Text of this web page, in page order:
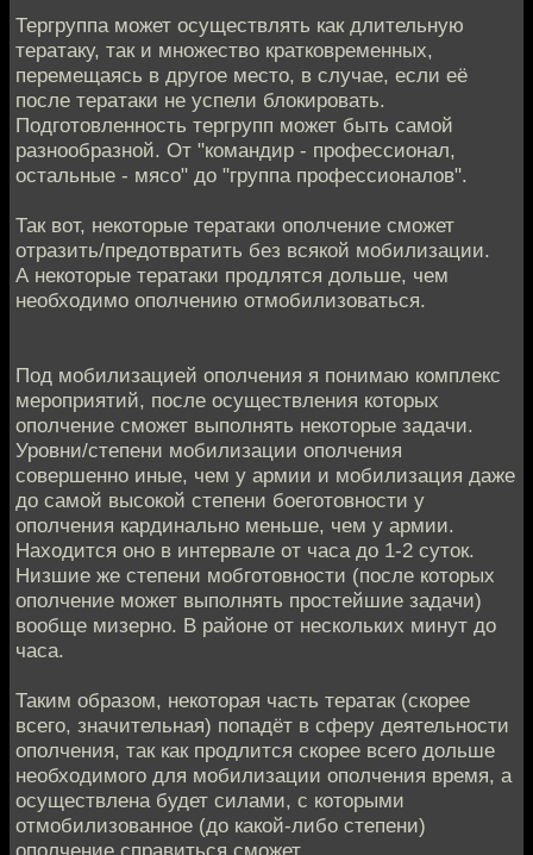
Тергруппа может осуществлять как длительную
тератаку, так и множество кратковременных,
перемещаясь в другое место, в случае, если её
после тератаки не успели блокировать.
Подготовленность тергрупп может быть самой
разнообразной. От "командир - профессионал,
остальные - мясо" до "группа профессионалов".
Так вот, некоторые тератаки ополчение сможет
отразить/предотвратить без всякой мобилизации.
А некоторые тератаки продлятся дольше, чем
необходимо ополчению отмобилизоваться.
Под мобилизацией ополчения я понимаю комплекс
мероприятий, после осуществления которых
ополчение сможет выполнять некоторые задачи.
Уровни/степени мобилизации ополчения
совершенно иные, чем у армии и мобилизация даже
до самой высокой степени боеготовности у
ополчения кардинально меньше, чем у армии.
Находится оно в интервале от часа до 1-2 суток.
Низшие же степени мобготовности (после которых
ополчение может выполнять простейшие задачи)
вообще мизерно. В районе от нескольких минут до
часа.
Таким образом, некоторая часть тератак (скорее
всего, значительная) попадёт в сферу деятельности
ополчения, так как продлится скорее всего дольше
необходимого для мобилизации ополчения время, а
осуществлена будет силами, с которыми
отмобилизованное (до какой-либо степени)